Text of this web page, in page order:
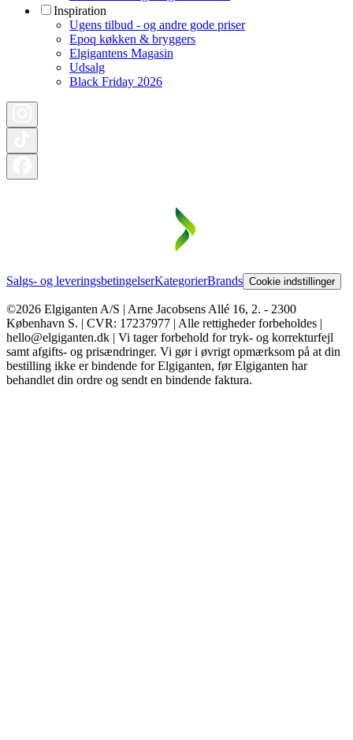
Inspiration
Ugens tilbud - og andre gode priser
Epoq køkken & bryggers
Elgigantens Magasin
Udsalg
Black Friday 2026
Salgs- og leveringsbetingelserKategorierBrands Cookie indstillinger
©2026 Elgiganten A/S | Arne Jacobsens Allé 16, 2. - 2300
København S. | CVR: 17237977 | Alle rettigheder forbeholdes |
hello@elgiganten.dk | Vi tager forbehold for tryk- og korrekturfejl
samt afgifts- og prisændringer. Vi gør i øvrigt opmærksom på at din
bestilling ikke er bindende for Elgiganten, før Elgiganten har
behandlet din ordre og sendt en bindende faktura.